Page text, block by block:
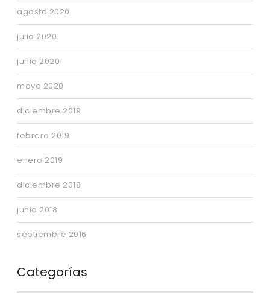
agosto 2020
julio 2020
junio 2020
mayo 2020
diciembre 2019
febrero 2019
enero 2019
diciembre 2018
junio 2018
septiembre 2016
Categorías